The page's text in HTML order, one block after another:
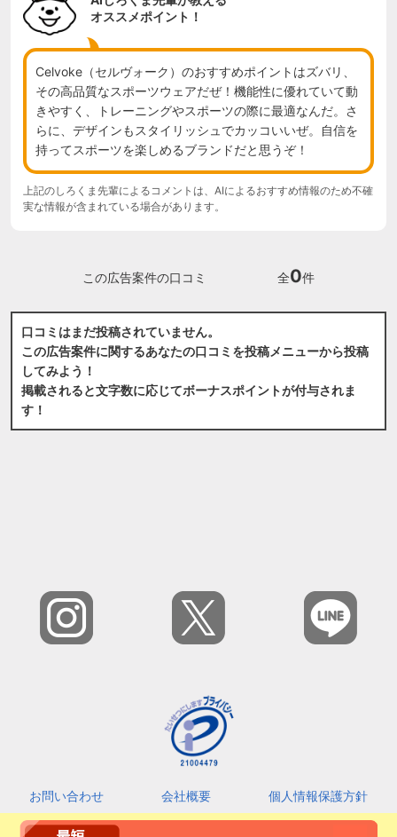
オススメポイント！
Celvoke（セルヴォーク）のおすすめポイントはズバリ、
その高品質なスポーツウェアだぜ！機能性に優れていて動
きやすく、トレーニングやスポーツの際に最適なんだ。さ
らに、デザインもスタイリッシュでカッコいいぜ。自信を
持ってスポーツを楽しめるブランドだと思うぞ！
上記のしろくま先輩によるコメントは、AIによるおすすめ情報のため不確
実な情報が含まれている場合があります。
この広告案件の口コミ 全0件
口コミはまだ投稿されていません。
この広告案件に関するあなたの口コミを投稿メニューから投稿
してみよう！
掲載されると文字数に応じてボーナスポイントが付与されま
す！
お問い合わせ 会社概要
個人情報保護方針
カスタマーハラスメントに対する基本指針
利用規約